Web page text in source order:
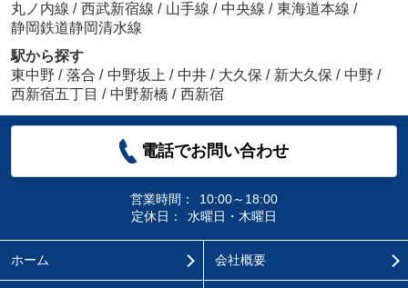
丸ノ内線 / 西武新宿線 / 山手線 / 中央線 / 東海道本線 /
静岡鉄道静岡清水線
駅から探す
東中野 / 落合 / 中野坂上 / 中井 / 大久保 / 新大久保 / 中野 /
西新宿五丁目 / 中野新橋 / 西新宿
電話でお問い合わせ
営業時間：
10:00～18:00
定休日：
水曜日・木曜日
ホーム 会社概要